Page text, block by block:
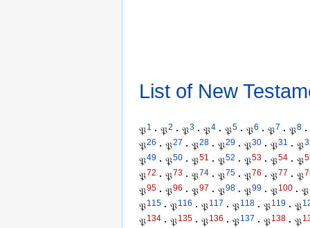
List of New
𝔓1 · 𝔓2 · 𝔓3 · 𝔓4 · 𝔓5 · 𝔓6 · 𝔓7 · 𝔓8 ·
𝔓26 · 𝔓27 · 𝔓28 · 𝔓29 · 𝔓30 · 𝔓31 · 𝔓
𝔓49 · 𝔓50 · 𝔓51 · 𝔓52 · 𝔓53 · 𝔓54 · 𝔓
𝔓72 · 𝔓73 · 𝔓74 · 𝔓75 · 𝔓76 · 𝔓77 · 𝔓
𝔓95 · 𝔓96 · 𝔓97 · 𝔓98 · 𝔓99 · 𝔓100 · 𝔓
𝔓115 · 𝔓116 · 𝔓117 · 𝔓118 · 𝔓119 · 𝔓
𝔓134 · 𝔓135 · 𝔓136 · 𝔓137 · 𝔓138 · 𝔓